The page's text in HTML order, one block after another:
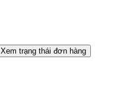
Xem trạng thái đơn hàng